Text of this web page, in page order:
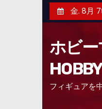
ン
金. 8月
ホビ
フィギュアを